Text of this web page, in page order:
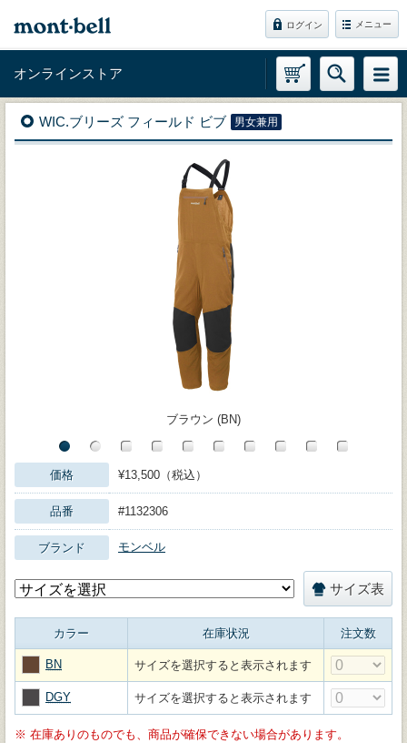
ログイン メニュー
オンラインストア
WIC.ブリーズ フィールド ビブ 男女兼用
ブラウン (BN)
価格 ¥13,500（税込）
品番 #1132306
ブランド モンベル
サイズ表
カラー 在庫状況 注文数
BN サイズを選択すると表示されます
DGY サイズを選択すると表示されます
※ 在庫ありのものでも、商品が確保できない場合があります。